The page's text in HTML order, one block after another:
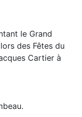
le Grand
des Fêtes du
Cartier à